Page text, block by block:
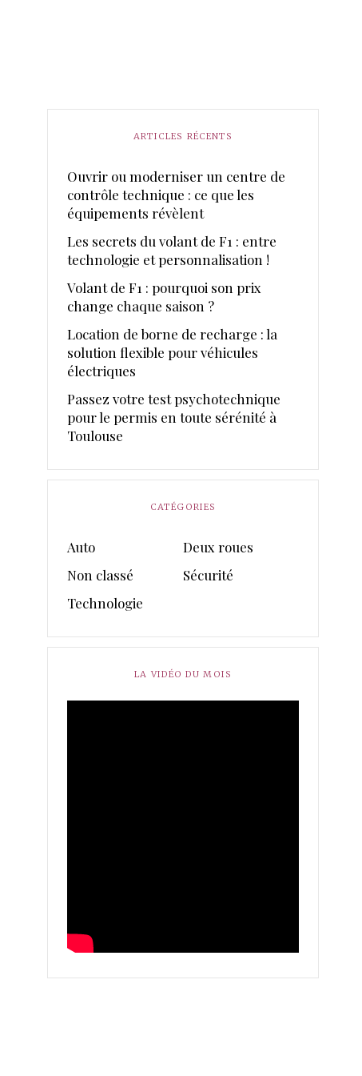
ARTICLES RÉCENTS
Ouvrir ou moderniser un centre de
contrôle technique : ce que les
équipements révèlent
Les secrets du volant de F1 : entre
technologie et personnalisation !
Volant de F1 : pourquoi son prix
change chaque saison ?
Location de borne de recharge : la
solution flexible pour véhicules
électriques
Passez votre test psychotechnique
pour le permis en toute sérénité à
Toulouse
CATÉGORIES
Auto
Deux roues
Non classé
Sécurité
Technologie
LA VIDÉO DU MOIS